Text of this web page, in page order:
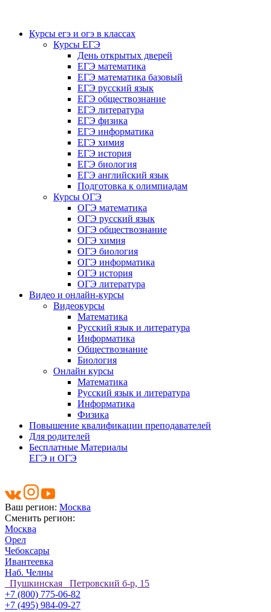
Курсы егэ и огэ в классах
Курсы ЕГЭ
День открытых дверей
ЕГЭ математика
ЕГЭ математика базовый
ЕГЭ русский язык
ЕГЭ обществознание
ЕГЭ литература
ЕГЭ физика
ЕГЭ информатика
ЕГЭ химия
ЕГЭ история
ЕГЭ биология
ЕГЭ английский язык
Подготовка к олимпиадам
Курсы ОГЭ
ОГЭ математика
ОГЭ русский язык
ОГЭ обществознание
ОГЭ химия
ОГЭ биология
ОГЭ информатика
ОГЭ история
ОГЭ литература
Видео и онлайн-курсы
Видеокурсы
Математика
Русский язык и литература
Информатика
Обществознание
Биология
Онлайн курсы
Математика
Русский язык и литература
Информатика
Физика
Повышение квалификации преподавателей
Для родителей
Бесплатные Материалы
ЕГЭ и ОГЭ
Ваш регион: Москва
Сменить регион:
Москва
Орел
Чебоксары
Ивантеевка
Наб. Челны
Пушкинская Петровский б-р, 15
+7 (800) 775-06-82
+7 (495) 984-09-27